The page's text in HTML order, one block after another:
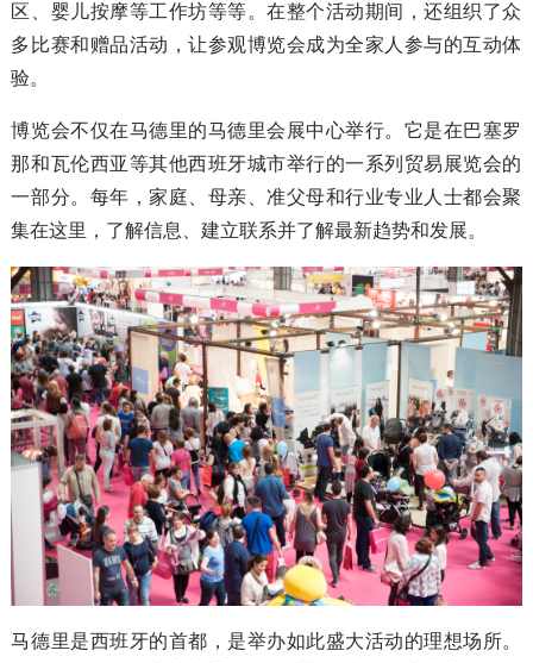
区、婴儿按摩等工作坊等等。在整个活动期间，还组织了众
多比赛和赠品活动，让参观博览会成为全家人参与的互动体
验。
博览会不仅在马德里的马德里会展中心举行。它是在巴塞罗
那和瓦伦西亚等其他西班牙城市举行的一系列贸易展览会的
一部分。每年，家庭、母亲、准父母和行业专业人士都会聚
集在这里，了解信息、建立联系并了解最新趋势和发展。
马德里是西班牙的首都，是举办如此盛大活动的理想场所。